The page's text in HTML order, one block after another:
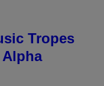
Tropes
Alpha